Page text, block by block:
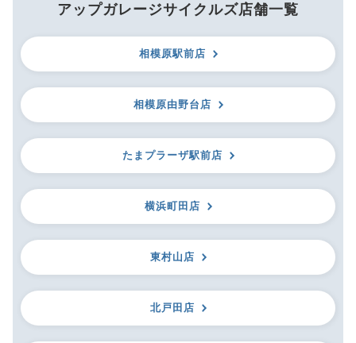
アップガレージサイクルズ店舗一覧
相模原駅前店
相模原由野台店
たまプラーザ駅前店
横浜町田店
東村山店
北戸田店